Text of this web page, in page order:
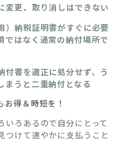
変更、取り消しはできない
）納税証明書がすぐに必要
ではなく通常の納付場所で
付書を適正に処分せず、う
まうと二重納付となる
得＆時短を！
いろあるので自分にとって
つけて速やかに支払うこと